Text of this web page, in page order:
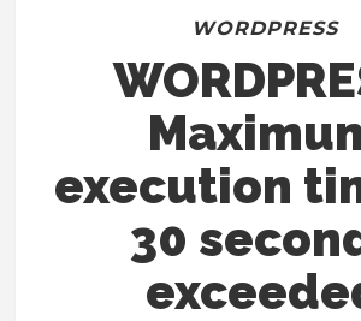
WORDPRESS
execution
30